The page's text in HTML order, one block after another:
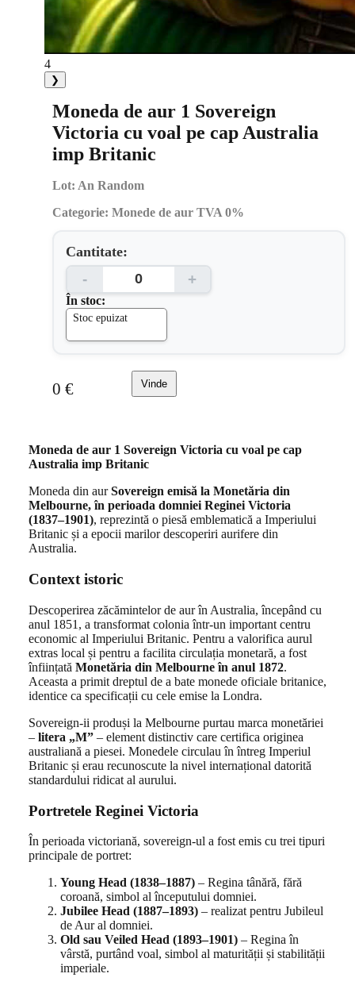
4
❯
Moneda de aur 1 Sovereign
Victoria cu voal pe cap Australia
imp Britanic
Lot: An Random
Categorie: Monede de aur TVA 0%
Cantitate:
- +
În stoc:
Stoc epuizat
0 € Vinde
Moneda de aur 1 Sovereign Victoria cu voal pe cap
Australia imp Britanic
Moneda din aurSovereign emisă la Monetăria din
Melbourne, în perioada domniei Reginei Victoria
(1837–1901), reprezintă o piesă emblematică a Imperiului
Britanic și a epocii marilor descoperiri aurifere din
Australia.
Context istoric
Descoperirea zăcămintelor de aur în Australia, începând cu
anul 1851, a transformat colonia într-un important centru
economic al Imperiului Britanic. Pentru a valorifica aurul
extras local și pentru a facilita circulația monetară, a fost
înființată Monetăria din Melbourne în anul 1872.
Aceasta a primit dreptul de a bate monede oficiale britanice,
identice ca specificații cu cele emise la Londra.
Sovereign-ii produși la Melbourne purtau marca monetăriei
– litera „M”– element distinctiv care certifica originea
australiană a piesei. Monedele circulau în întreg Imperiul
Britanic și erau recunoscute la nivel internațional datorită
standardului ridicat al aurului.
Portretele Reginei Victoria
În perioada victoriană, sovereign-ul a fost emis cu trei tipuri
principale de portret:
Young Head (1838–1887)– Regina tânără, fără
coroană, simbol al începutului domniei.
Jubilee Head (1887–1893)– realizat pentru Jubileul
de Aur al domniei.
Old sau Veiled Head (1893–1901)– Regina în
vârstă, purtând voal, simbol al maturității și stabilității
imperiale.